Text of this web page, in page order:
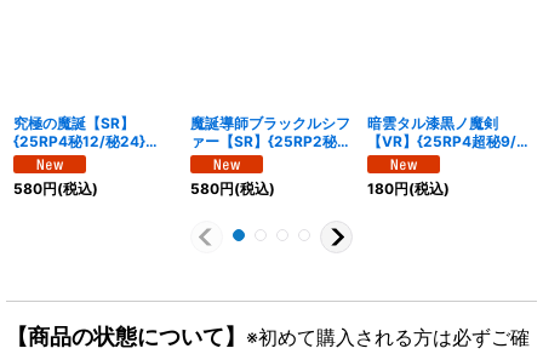
究極の魔誕【SR】
{25RP4秘12/秘24}
《多》
580円(税込)
魔誕導師ブラックルシフ
ァー【SR】{25RP2秘
12/秘24}《多》
580円(税込)
暗雲タル漆黒ノ魔剣
【VR】{25RP4超秘9/
超秘10}《火》
180円(税込)
【商品の状態について】 ※初めて購入される方は必ずご確